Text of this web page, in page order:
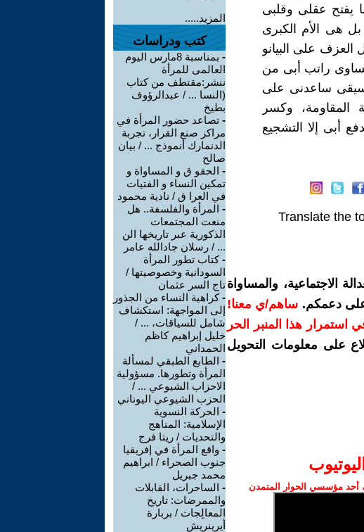
يفتح عقلى وقلبى
هى الأم الكبرى
على البيانو
يساوى راتب أبى من
ساعدنى على
المقاومة، وكسر
أبى إلا التشجيع
Translate the
الاجتماعية، والمساواة
على دعمكم. ساهم/ي معنا!
في استمرار هذا المنبر الحر
على معلومات التحويل
أحد مؤسسي الحوار المتمدن
المزيد.....
كتب ودراسات
-
بمناسبة 8مارس اليوم
العالمى للمرأة
ننشر:مقتطف من كتاب
(النسا ... / عبدالرؤوف
بطيخ
- تصاعد حضور المرأة في
مراكز صنع القرار، تجربة
الدنمارك أنموذج ... / بيان
صالح
- الحقو ق و المساواة و
تمكين النساء و الفتيات
في العرا ق / نادية محمود
- المرأة والفلسفة.. هل
منعت المجتمعات
الذكورية عبر تاريخها الن
... / رسلان جادالله عامر
-كتاب تطور المرأة
السودانية وخصوصيتها /
تاج السر عثمان
-كراهية النساء من الجذور
إلى المواجهة: استكشاف
شامل للسياقات، ... /
خليل إبراهيم كاظم
الحمداني
- الطابع الطبقي لمسألة
المرأة وتطورها. مسؤولية
الاحزاب الشيوعي ... /
الحزب الشيوعي اليوناني
- الحركة النسوية
الإسلامية: المناهج
والتحديات / ريتا فرج
- واقع المرأة في إفريقيا
جنوب الصحراء / ابراهيم
محمد جبريل
- الساحرات، القابلات
والممرضات: تاريخ
المعالِجات / بربارة
أيرينريش